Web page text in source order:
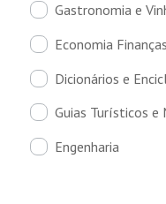
Gastronomia e
Economia
Dicionários e
Guias Turísticos e
Engenharia